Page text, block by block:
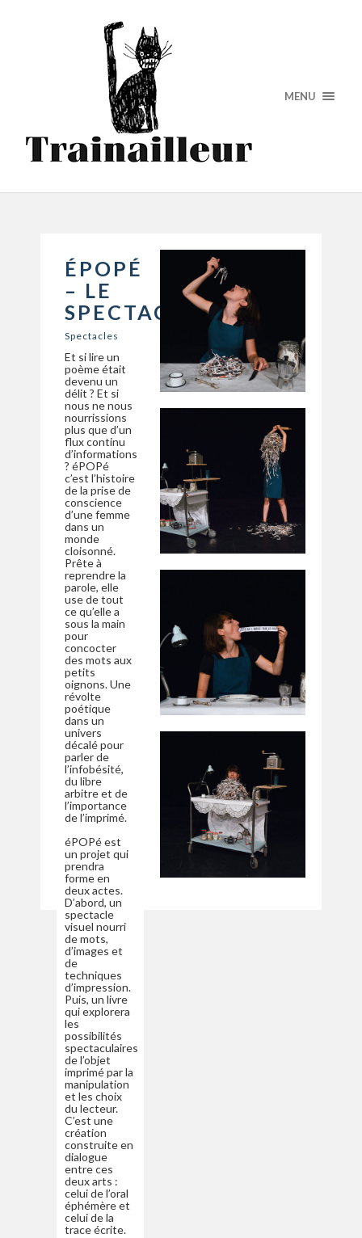
MENU
ÉPOPÉ
– LE
SPECTACLE
Spectacles
Et si lire un
poème était
devenu un
délit ? Et si
nous ne nous
nourrissions
plus que d’un
flux continu
d’informations
? éPOPé
c’est l’histoire
de la prise de
conscience
d’une femme
dans un
monde
cloisonné.
Prête à
reprendre la
parole, elle
use de tout
ce qu’elle a
sous la main
pour
concocter
des mots aux
petits
oignons. Une
révolte
poétique
dans un
univers
décalé pour
parler de
l’infobésité,
du libre
arbitre et de
l’importance
de l’imprimé.
éPOPé est
un projet qui
prendra
forme en
deux actes.
D’abord, un
spectacle
visuel nourri
de mots,
d’images et
de
techniques
d’impression.
Puis, un livre
qui explorera
les
possibilités
spectaculaires
de l’objet
imprimé par la
manipulation
et les choix
du lecteur.
C’est une
création
construite en
dialogue
entre ces
deux arts :
celui de l’oral
éphémère et
celui de la
trace écrite.